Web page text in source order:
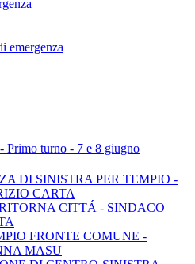
emergenza
Primo turno - 7 e 8 giugno
DI SINISTRA PER TEMPIO -
CARTA
CITTÁ - SINDACO
FRONTE COMUNE -
MASU